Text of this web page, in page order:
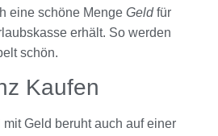
eine schöne Menge Geldfür
erhält. So werden
schön.
Kaufen
Geld beruht auch auf einer